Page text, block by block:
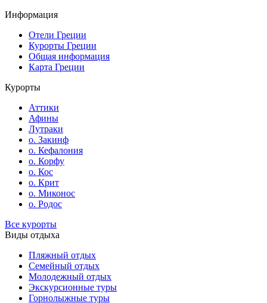
Информация
Отели Греции
Курорты Греции
Общая информация
Карта Греции
Курорты
Аттики
Афины
Лутраки
о. Закинф
о. Кефалония
о. Корфу
о. Кос
о. Крит
о. Миконос
о. Родос
Все курорты
Виды отдыха
Пляжный отдых
Семейный отдых
Молодежный отдых
Экскурсионные туры
Горнолыжные туры